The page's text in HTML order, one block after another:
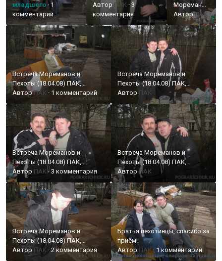
младшего ·1
комментарий
ПАК, РОДЖЕР, ПСБ,
Лева
Автор ПАК ·3
комментария
Мореманов
и Пехоты
(18.04.08)
ПАК,
РОДЖЕР,
ПСБ, Лева
АвторПАК
Встреча Мореманов и
Пехоты (18.04.08) ПАК,
РОДЖЕР, ПСБ, Лева
АвторПАК · 1 комментарий
Встреча Мореманов и
Пехоты (18.04.08) ПАК,
РОДЖЕР, ПСБ, Лева
Автор ПАК
Встреча Мореманов и
Пехоты (18.04.08) ПАК,
РОДЖЕР, ПСБ, Лева
Автор ПАК·3 комментария
Встреча Мореманов и
Пехоты (18.04.08) ПАК,
РОДЖЕР, ПСБ, Лева
АвторПАК
Встреча Мореманов и
Пехоты (18.04.08) ПАК,
РОДЖЕР, ПСБ, Лева
Автор ПАК ·2 комментария
Братья пехотинцы, спасибо за
приём!
Автор ПАК· 1 комментарий